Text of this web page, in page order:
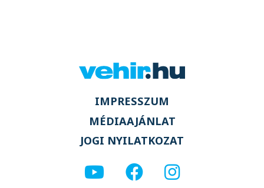
IMPRESSZUM
MÉDIAAJÁNLAT
JOGI NYILATKOZAT